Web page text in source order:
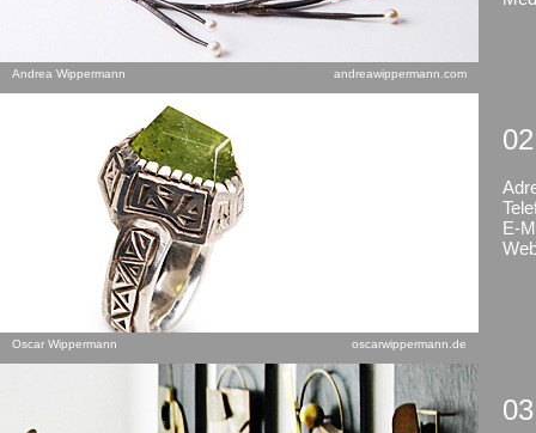
Andrea Wippermann andreawippermann.com
E-
Oscar Wippermann oscarwippermann.de